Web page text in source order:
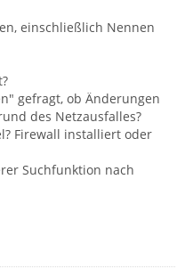
einschließlich Nennen
gefragt, ob Änderungen
des Netzausfalles?
Firewall installiert oder
Suchfunktion nach